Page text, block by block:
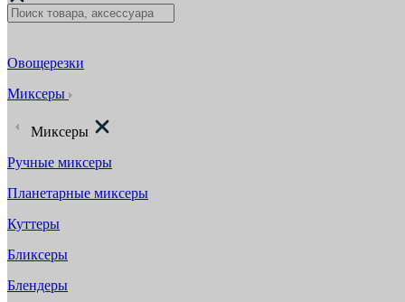
Овощерезки
Миксеры
Миксеры
Ручные миксеры
Планетарные миксеры
Куттеры
Бликсеры
Блендеры